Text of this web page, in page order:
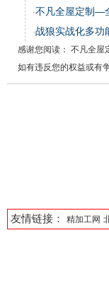
·不凡全屋定制—
·战狼实战化多功
感谢您阅读： 不凡全
如有违反您的权益或有
友情链接： 精加工网